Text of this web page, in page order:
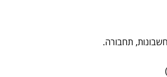
חשבונות, תחבורה.